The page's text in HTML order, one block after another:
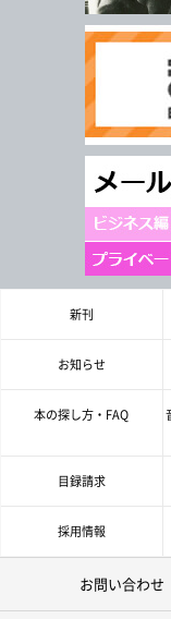
新刊
お知らせ
本の探し方・FAQ
目録請求
採用情報
お問い合わせ